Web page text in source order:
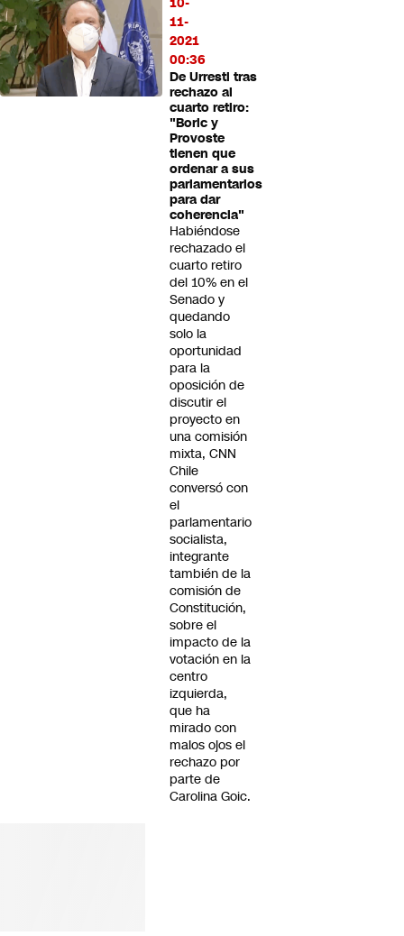
11-
2021
00:36
De Urresti tras
rechazo al
cuarto retiro:
"Boric y
Provoste
tienen que
ordenar a sus
parlamentarios
para dar
coherencia"
Habiéndose
rechazado el
cuarto retiro
del 10% en el
Senado y
quedando
solo la
oportunidad
para la
oposición de
discutir el
proyecto en
una comisión
mixta, CNN
Chile
conversó con
el
parlamentario
socialista,
integrante
también de la
comisión de
Constitución,
sobre el
impacto de la
votación en la
centro
izquierda,
que ha
mirado con
malos ojos el
rechazo por
parte de
Carolina Goic.